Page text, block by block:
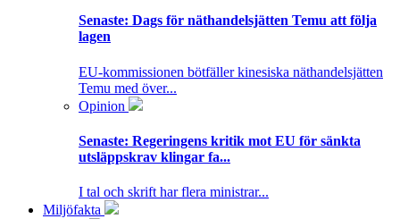
Senaste: Dags för näthandelsjätten Temu att följa
lagen
EU-kommissionen bötfäller kinesiska näthandelsjätten
Temu med över...
Opinion
Senaste: Regeringens kritik mot EU för sänkta
utsläppskrav klingar fa...
I tal och skrift har flera ministrar...
Miljöfakta